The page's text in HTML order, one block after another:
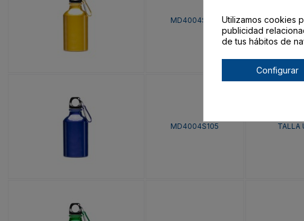
MD4004S103 TALLA
MD4004S105 TALLA
Utilizamos cookies
publicidad
de tus hábitos de
Configurar